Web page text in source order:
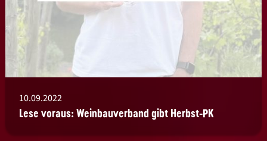
10.09.2022
Lese voraus: Weinbauverband gibt Herbst-PK